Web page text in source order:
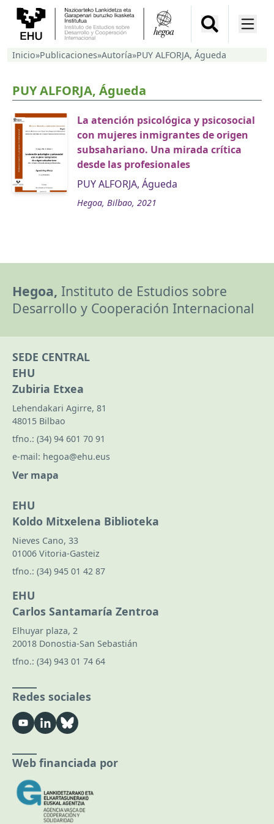
Inicio»Publicaciones»Autoría»PUY ALFORJA, Águeda
PUY ALFORJA, Águeda
La atención psicológica y psicosocial
con mujeres inmigrantes de origen
subsahariano. Una mirada crítica
desde las profesionales
PUY ALFORJA, Águeda
Hegoa, Bilbao, 2021
Hegoa, Instituto de Estudios sobre
Desarrollo y Cooperación Internacional
SEDE CENTRAL
EHU
Zubiria Etxea
Lehendakari Agirre, 81
48015 Bilbao
tfno.: (34) 94 601 70 91
e-mail: hegoa@ehu.eus
Ver mapa
EHU
Koldo Mitxelena Biblioteka
Nieves Cano, 33
01006 Vitoria-Gasteiz
tfno.: (34) 945 01 42 87
EHU
Carlos Santamaría Zentroa
Elhuyar plaza, 2
20018 Donostia-San Sebastián
tfno.: (34) 943 01 74 64
Redes sociales
Web financiada por